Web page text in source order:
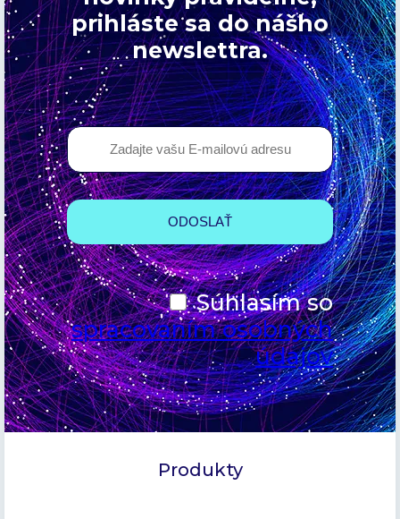
prihláste sa do nášho
newslettra.
Súhlasím so
spracovaním osobných
údajov
Produkty